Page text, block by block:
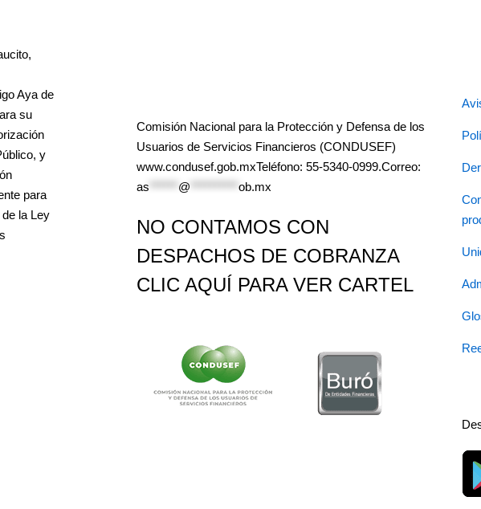
Aya de
su
y
para
la Ley
Comisión Nacional para la Protección y Defensa de los
Usuarios de Servicios Financieros (CONDUSEF)
www.condusef.gob.mxTeléfono: 55-5340-0999.Correo:
as
@ ob.mx
NO CONTAMOS CON
DESPACHOS DE COBRANZA
CLIC AQUÍ PARA VER CARTEL